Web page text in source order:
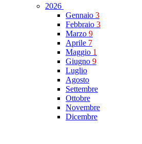
2026
Gennaio 3
Febbraio 3
Marzo 9
Aprile 7
Maggio 1
Giugno 9
Luglio
Agosto
Settembre
Ottobre
Novembre
Dicembre